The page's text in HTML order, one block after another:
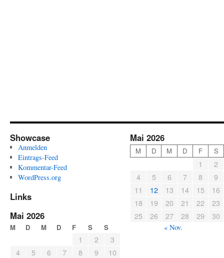
Showcase
Anmelden
Eintrags-Feed
Kommentar-Feed
WordPress.org
Links
Mai 2026
M D M D F S S
1 2
3
4
5 6 7 8 9
10
Mai 2026
M D M D F S
1
2
4
5 6 7 8
9
11
12 13 14 15
16
18
19 20 21 22
23
25
26 27 28 29 30
« Nov.